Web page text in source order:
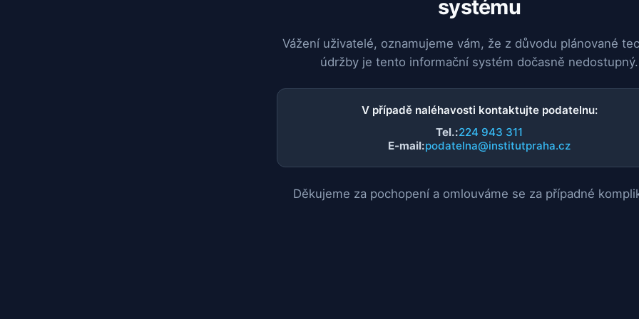
systému
Vážení uživatelé, oznamujeme vám, že z důvodu plánované
údržby je tento informační systém dočasně nedostupný.
V případě naléhavosti kontaktujte podatelnu:
Tel.:224 943 311
E-mail:podatelna@institutpraha.cz
Děkujeme za pochopení a omlouváme se za případné